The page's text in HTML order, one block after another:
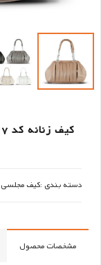
کیف زنانه کد 1227-1
دسته بندی :کیف مجلسی
مشخصات محصول